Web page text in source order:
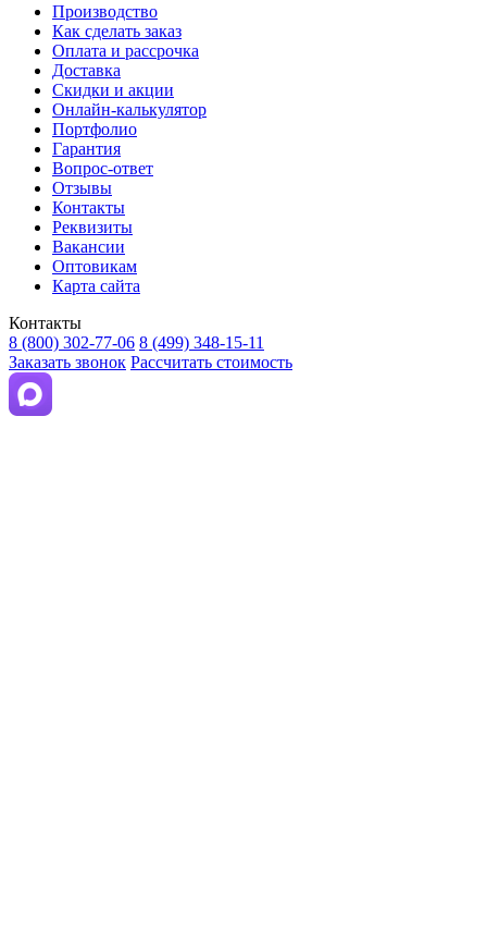
Производство
Как сделать заказ
Оплата и рассрочка
Доставка
Скидки и акции
Онлайн-калькулятор
Портфолио
Гарантия
Вопрос-ответ
Отзывы
Контакты
Реквизиты
Вакансии
Оптовикам
Карта сайта
Контакты
8 (800) 302-77-06 8 (499) 348-15-11
Заказать звонок Рассчитать стоимость